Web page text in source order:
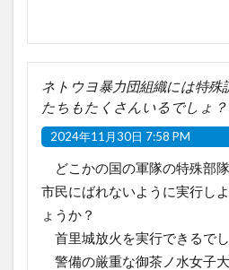
ネトウヨ暴力団組織には特殊
たちもたくさんいるでしょ？
2024年11月30日 7:58 PM
どこかの国の軍隊の特殊部
市民にばれないように実行し
ょうか？
首里城放火を実行できるで
警備の厳重な御茶ノ水女子